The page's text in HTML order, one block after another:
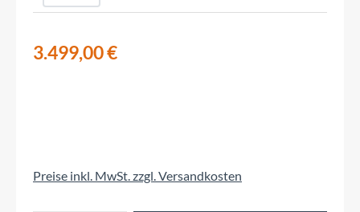
3.499,00 €
Preise inkl. MwSt. zzgl. Versandkosten